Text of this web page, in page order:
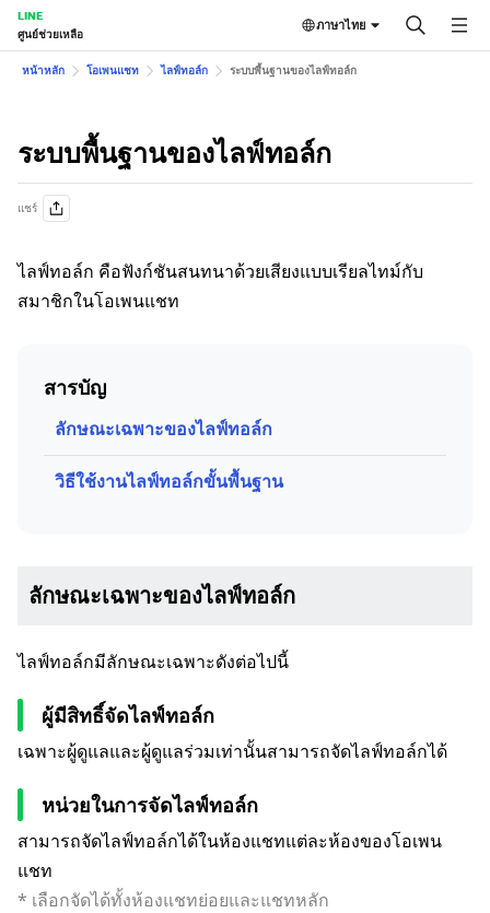
LINE
ศูนย์ช่วยเหลือ
ภาษาไทย
หน้าหลัก โอเพนแชท ไลฟ์ทอล์ก ระบบพื้นฐานของไลฟ์ทอล์ก
ระบบพื้นฐานของไลฟ์ทอล์ก
แชร์
ไลฟ์ทอล์ก คือฟังก์ชันสนทนาด้วยเสียงแบบเรียลไทม์กับ
สมาชิกในโอเพนแชท
สารบัญ
ลักษณะเฉพาะของไลฟ์ทอล์ก
วิธีใช้งานไลฟ์ทอล์กขั้นพื้นฐาน
ลักษณะเฉพาะของไลฟ์ทอล์ก
ไลฟ์ทอล์กมีลักษณะเฉพาะดังต่อไปนี้
ผู้มีสิทธิ์จัดไลฟ์ทอล์ก
เฉพาะผู้ดูแลและผู้ดูแลร่วมเท่านั้นสามารถจัดไลฟ์ทอล์กได้
หน่วยในการจัดไลฟ์ทอล์ก
สามารถจัดไลฟ์ทอล์กได้ในห้องแชทแต่ละห้องของโอเพน
แชท
* เลือกจัดได้ทั้งห้องแชทย่อยและแชทหลัก